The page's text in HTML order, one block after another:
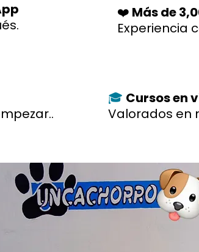
❤️ Más de
Experiencia
🎓 Cursos en
Valorados en